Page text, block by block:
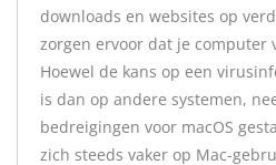
downloads en websites op
zorgen ervoor dat je computer
Hoewel de kans op een
is dan op andere systemen,
bedreigingen voor macOS
zich steeds vaker op Mac-